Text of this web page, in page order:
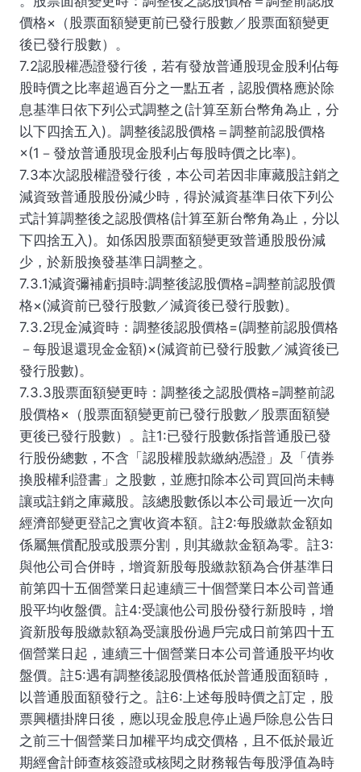
價格×（股票面額變更前已發行股數／股票面額變更
後已發行股數）。
7.2認股權憑證發行後，若有發放普通股現金股利佔每
股時價之比率超過百分之一點五者，認股價格應於除
息基準日依下列公式調整之(計算至新台幣角為止，分
以下四捨五入)。調整後認股價格＝調整前認股價格
×(1－發放普通股現金股利占每股時價之比率)。
7.3本次認股權證發行後，本公司若因非庫藏股註銷之
減資致普通股股份減少時，得於減資基準日依下列公
式計算調整後之認股價格(計算至新台幣角為止，分以
下四捨五入)。如係因股票面額變更致普通股股份減
少，於新股換發基準日調整之。
7.3.1減資彌補虧損時:調整後認股價格=調整前認股價
格×(減資前已發行股數／減資後已發行股數)。
7.3.2現金減資時：調整後認股價格=(調整前認股價格
－每股退還現金金額)×(減資前已發行股數／減資後已
發行股數)。
7.3.3股票面額變更時：調整後之認股價格=調整前認
股價格×（股票面額變更前已發行股數／股票面額變
更後已發行股數）。註1:已發行股數係指普通股已發
行股份總數，不含「認股權股款繳納憑證」及「債券
換股權利證書」之股數，並應扣除本公司買回尚未轉
讓或註銷之庫藏股。該總股數係以本公司最近一次向
經濟部變更登記之實收資本額。註2:每股繳款金額如
係屬無償配股或股票分割，則其繳款金額為零。註3:
與他公司合併時，增資新股每股繳款額為合併基準日
前第四十五個營業日起連續三十個營業日本公司普通
股平均收盤價。註4:受讓他公司股份發行新股時，增
資新股每股繳款額為受讓股份過戶完成日前第四十五
個營業日起，連續三十個營業日本公司普通股平均收
盤價。註5:遇有調整後認股價格低於普通股面額時，
以普通股面額發行之。註6:上述每股時價之訂定，股
票興櫃掛牌日後，應以現金股息停止過戶除息公告日
之前三十個營業日加權平均成交價格，且不低於最近
期經會計師查核簽證或核閱之財務報告每股淨值為時